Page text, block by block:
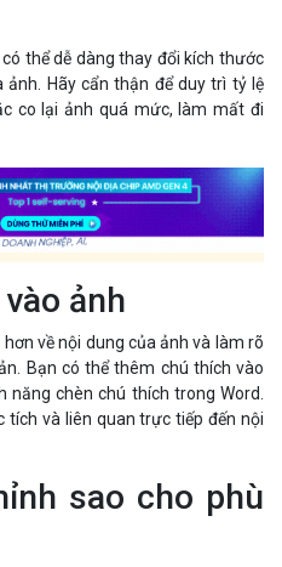
thể dễ dàng thay đổi kích thước
Hãy cẩn thận để duy trì tỷ lệ
co lại ảnh quá mức, làm mất đi
ảnh
về nội dung của ảnh và làm rõ
Bạn có thể thêm chú thích vào
chèn chú thích trong Word.
tích và liên quan trực tiếp đến nội
sao cho phù